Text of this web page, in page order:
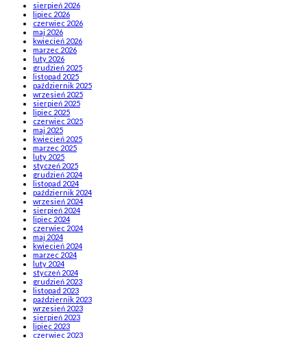
sierpień 2026
lipiec 2026
czerwiec 2026
maj 2026
kwiecień 2026
marzec 2026
luty 2026
grudzień 2025
listopad 2025
październik 2025
wrzesień 2025
sierpień 2025
lipiec 2025
czerwiec 2025
maj 2025
kwiecień 2025
marzec 2025
luty 2025
styczeń 2025
grudzień 2024
listopad 2024
październik 2024
wrzesień 2024
sierpień 2024
lipiec 2024
czerwiec 2024
maj 2024
kwiecień 2024
marzec 2024
luty 2024
styczeń 2024
grudzień 2023
listopad 2023
październik 2023
wrzesień 2023
sierpień 2023
lipiec 2023
czerwiec 2023